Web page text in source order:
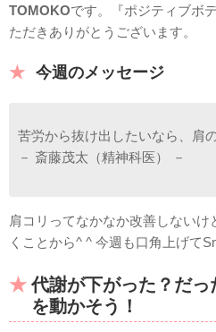
TOMOKOです。『ポジティブボ
ただきありがとうございます。
今週のメッセージ
苦労から抜け出したいなら、肩
－ 斎藤茂太（精神科医） －
肩コリってなかなか改善しない
くことから^ ^ 今週も口角上げて
代謝が下がった？だ
を動かそう！